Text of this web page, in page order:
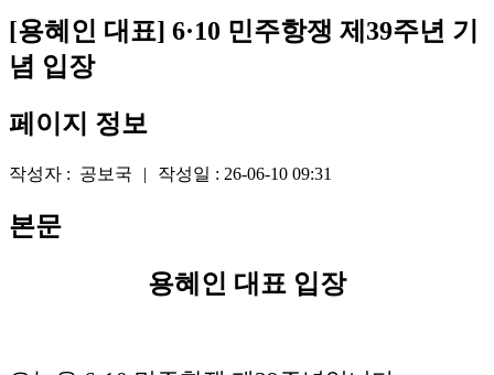
[용혜인 대표] 6·10 민주항쟁 제39주년 기
념 입장
페이지 정보
작성자 : 공보국 | 작성일 : 26-06-10 09:31
본문
용혜인 대표 입장